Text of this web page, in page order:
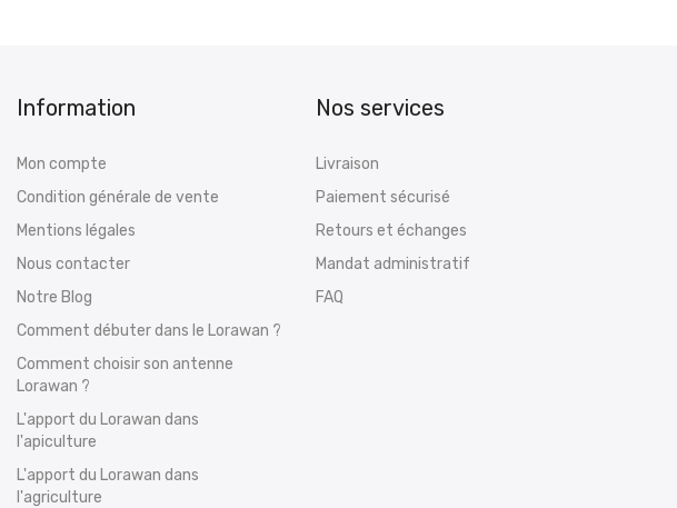
Information
Mon compte
Condition générale de vente
Mentions légales
Nous contacter
Notre Blog
Comment débuter dans le Lorawan ?
Comment choisir son antenne
Lorawan ?
L'apport du Lorawan dans
l'apiculture
L'apport du Lorawan dans
l'agriculture
Nos services
Livraison
Paiement sécurisé
Retours et échanges
Mandat administratif
FAQ